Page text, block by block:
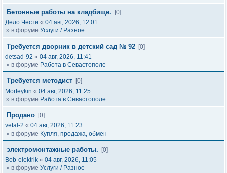
Бетонные работы на кладбище.
[0]
Дело Чести « 04 авг, 2026, 12:01
» в форуме Услуги / Разное
Требуется дворник в детский сад № 92 [0]
detsad-92 « 04 авг, 2026, 11:41
» в форуме Работа в Севастополе
Требуется методист [0]
Morfeykin « 04 авг, 2026, 11:25
» в форуме Работа в Севастополе
Продано [0]
vetal-2 « 04 авг, 2026, 11:23
» в форуме Купля, продажа, обмен
электромонтажные работы.
[0]
Bob-elektrik « 04 авг, 2026, 11:05
» в форуме Услуги / Разное